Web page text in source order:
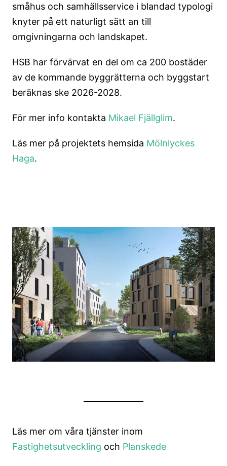
småhus och samhällsservice i blandad typologi
knyter på ett naturligt sätt an till
omgivningarna och landskapet.
HSB har förvärvat en del om ca 200 bostäder
av de kommande byggrätterna och byggstart
beräknas ske 2026-2028.
För mer info kontakta Mikael Fjällglim.
Läs mer på projektets hemsida Mölnlyckes
Haga.
Läs mer om våra tjänster inom
Fastighetsutveckling och Planskede